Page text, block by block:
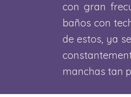
con gran
baños con
de estos, ya
manchas tan